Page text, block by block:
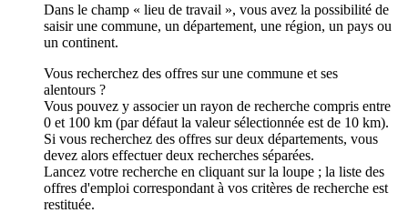
Dans le champ « lieu de travail », vous avez la possibilité de
saisir une commune, un département, une région, un pays ou
un continent.
Vous recherchez des offres sur une commune et ses
alentours ?
Vous pouvez y associer un rayon de recherche compris entre
0 et 100 km (par défaut la valeur sélectionnée est de 10 km).
Si vous recherchez des offres sur deux départements, vous
devez alors effectuer deux recherches séparées.
Lancez votre recherche en cliquant sur la loupe ; la liste des
offres d'emploi correspondant à vos critères de recherche est
restituée.